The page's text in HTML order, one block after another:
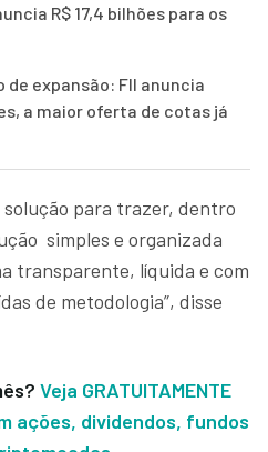
R$ 17,4 bilhões para os
de expansão: FII anuncia
a maior oferta de cotas já
solução para trazer, dentro
simples e organizada
transparente, líquida e com
de metodologia”, disse
Veja GRATUITAMENTE
ações, dividendos, fundos